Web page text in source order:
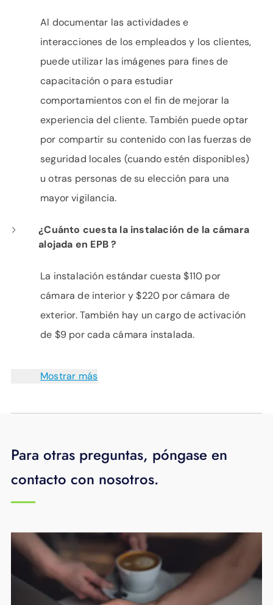
Al documentar las actividades e
interacciones de los empleados y los clientes,
puede utilizar las imágenes para fines de
capacitación o para estudiar
comportamientos con el fin de mejorar la
experiencia del cliente. También puede optar
por compartir su contenido con las fuerzas de
seguridad locales (cuando estén disponibles)
u otras personas de su elección para una
mayor vigilancia.
¿Cuánto cuesta la instalación de la cámara
alojada en EPB ?
La instalación estándar cuesta $110 por
cámara de interior y $220 por cámara de
exterior. También hay un cargo de activación
de $9 por cada cámara instalada.
Mostrar más
Para otras preguntas, póngase en
contacto con nosotros.